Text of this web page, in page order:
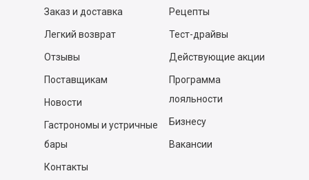
Заказ и доставка
Легкий возврат
Отзывы
Поставщикам
Новости
Гастрономы и устричные
бары
Контакты
Рецепты
Тест-драйвы
Действующие акции
Программа
лояльности
Бизнесу
Вакансии